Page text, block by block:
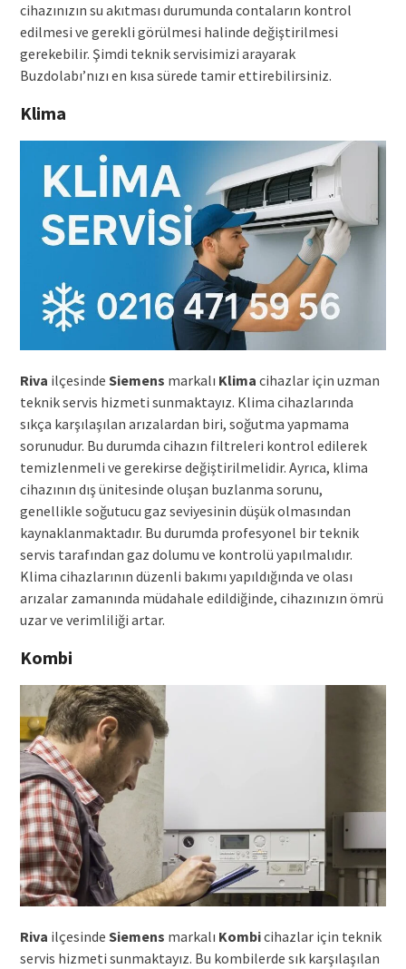
cihazınızın su akıtması durumunda contaların kontrol
edilmesi ve gerekli görülmesi halinde değiştirilmesi
gerekebilir. Şimdi teknik servisimizi arayarak
Buzdolabı’nızı en kısa sürede tamir ettirebilirsiniz.
Klima
Riva ilçesinde Siemens markalı Klima cihazlar için uzman
teknik servis hizmeti sunmaktayız. Klima cihazlarında
sıkça karşılaşılan arızalardan biri, soğutma yapmama
sorunudur. Bu durumda cihazın filtreleri kontrol edilerek
temizlenmeli ve gerekirse değiştirilmelidir. Ayrıca, klima
cihazının dış ünitesinde oluşan buzlanma sorunu,
genellikle soğutucu gaz seviyesinin düşük olmasından
kaynaklanmaktadır. Bu durumda profesyonel bir teknik
servis tarafından gaz dolumu ve kontrolü yapılmalıdır.
Klima cihazlarının düzenli bakımı yapıldığında ve olası
arızalar zamanında müdahale edildiğinde, cihazınızın ömrü
uzar ve verimliliği artar.
Kombi
Riva ilçesinde Siemens markalı Kombicihazlar için teknik
servis hizmeti sunmaktayız. Bu kombilerde sık karşılaşılan